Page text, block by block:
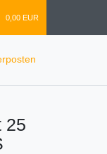
0,00 EUR
25